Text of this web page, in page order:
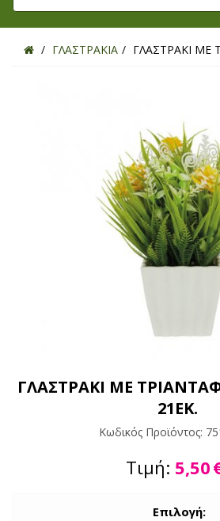
ΓΛΑΣΤΡΑΚΙΑ ΓΛΑΣΤΡΑΚΙ ΜΕ
ΓΛΑΣΤΡΑΚΙ ΜΕ
21ΕΚ.
Κωδικός Προϊόντος:
Τιμή: 5,50
Επιλογή: